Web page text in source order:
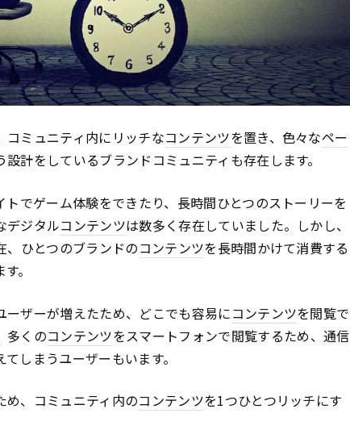
ミュニティ内にリッチなコンテンツを置き、色々なペー
計をしているブランドコミュニティも存在します。
でゲーム体験をできたり、長時間ひとつのストーリーを
デジタルコンテンツは数多く存在していました。しかし、
、ひとつのブランドのコンテンツを長時間かけて消費する
。
ザーが増えたため、どこでも容易にコンテンツを閲覧で
多くのコンテンツをスマートフォンで閲覧するため、通信
しまうユーザーもいます。
め、コミュニティ内のコンテンツを1つひとつリッチにす